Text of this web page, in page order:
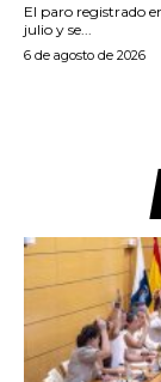
El paro registrado
julio y se...
6 de agosto de 2026